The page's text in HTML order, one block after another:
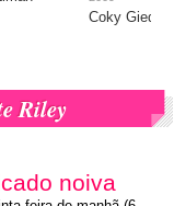
Coky
Riley
noiva